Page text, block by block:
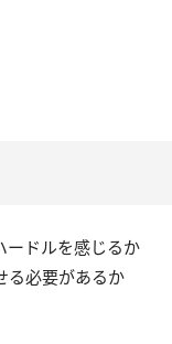
ードルを感じるか
る必要があるか